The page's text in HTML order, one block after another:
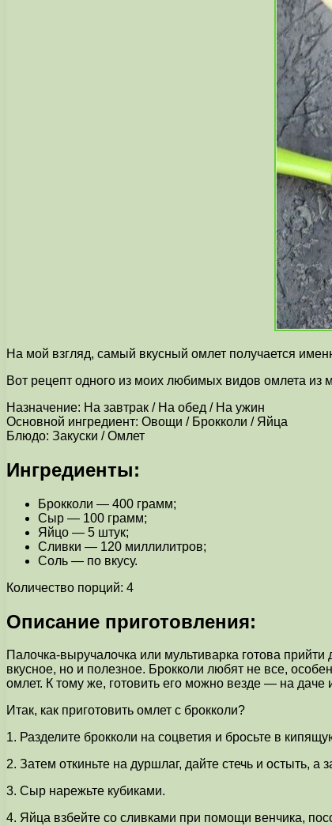
На мой взгляд, самый вкусный омлет получается
Вот рецепт одного из моих любимых видов омлета из
Назначение: На завтрак / На обед / На ужин
Основной ингредиент: Овощи / Брокколи / Яйца
Блюдо: Закуски / Омлет
Ингредиенты:
Брокколи — 400 грамм;
Сыр — 100 грамм;
Яйцо — 5 штук;
Сливки — 120 миллилитров;
Соль — по вкусу.
Количество порций: 4
Описание приготовления:
Палочка-выручалочка или мультиварка готова
вкусное, но и полезное. Брокколи любят не все,
омлет. К тому же, готовить его можно везде — на даче
Итак, как приготовить омлет с брокколи?
1. Разделите брокколи на соцветия и бросьте в
2. Затем откиньте на дуршлаг, дайте стечь и остыть, а
3. Сыр нарежьте кубиками.
4. Яйца взбейте со сливками при помощи венчика,